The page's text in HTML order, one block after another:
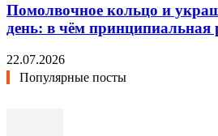
Помолвочное кольцо и
день: в чём принципиальная
22.07.2026
Популярные посты